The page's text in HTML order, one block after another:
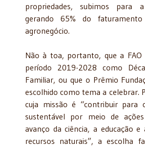
propriedades, subimos para
gerando 65% do
agronegócio.
Não à toa, portanto, que a FAO
período 2019-2028 como
Familiar, ou que o Prêmio
escolhido como tema a celebrar.
cuja missão é “contribuir para
sustentável por meio de
avanço da ciência, a educação e
recursos naturais”, a escolha